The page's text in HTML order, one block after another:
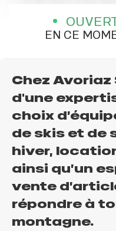
EN CE
Chez
d'une
choix
de skis et de
hiver,
ainsi qu’un
vente
répondre à
montagne.